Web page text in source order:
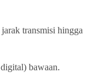
transmisi hingga
bawaan.